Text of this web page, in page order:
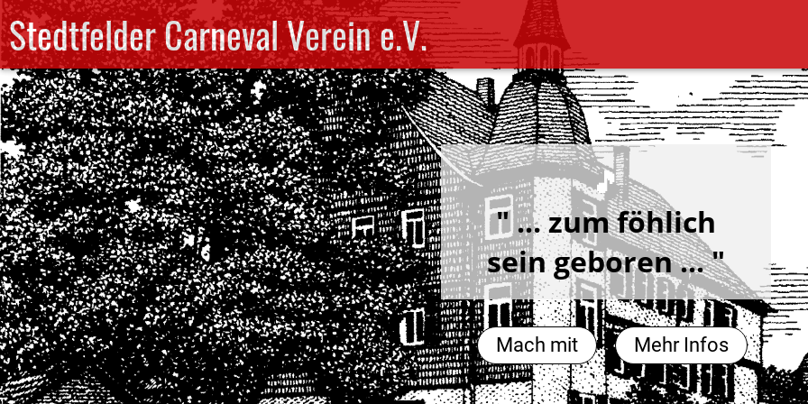
Stedtfelder Carneval Verein e.V.
🎵
" ... zum föhlich
sein geboren ... "
Mach mit Mehr Infos